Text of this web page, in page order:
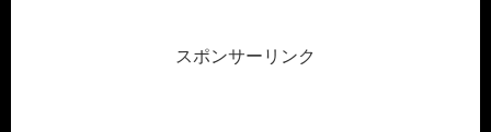
スポンサーリンク